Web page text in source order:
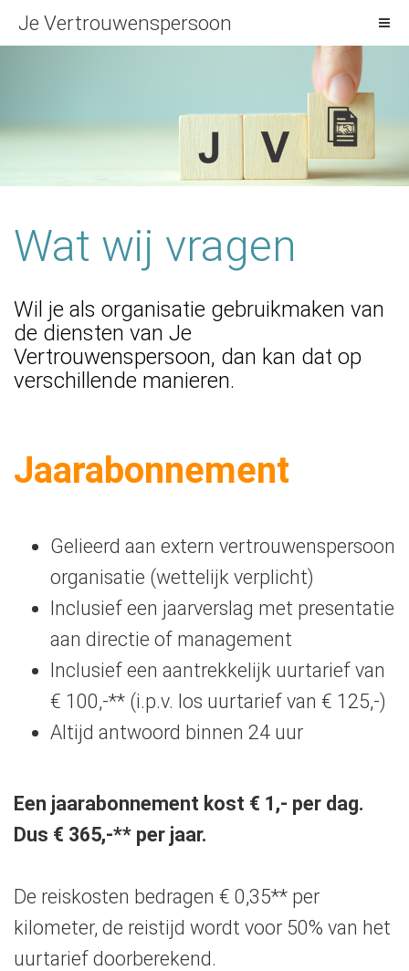
Je Vertrouwenspersoon
Wie wij zijn
Wat wij vragen
Wat wij vragen
Wil je als organisatie gebruikmaken van
de diensten van Je
Vertrouwenspersoon, dan kan dat op
verschillende manieren.
Jaarabonnement
Gelieerd aan extern vertrouwenspersoon
organisatie (wettelijk verplicht)
Inclusief een jaarverslag met presentatie
aan directie of management
Inclusief een aantrekkelijk uurtarief van
€ 100,-** (i.p.v. los uurtarief van € 125,-)
Altijd antwoord binnen 24 uur
Een jaarabonnement kost € 1,- per dag.
Dus € 365,-** per jaar.
De reiskosten bedragen € 0,35** per
kilometer, de reistijd wordt voor 50% van het
uurtarief doorberekend.